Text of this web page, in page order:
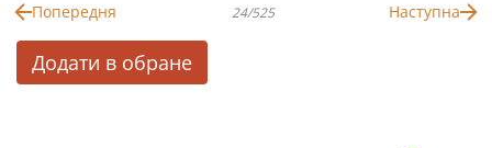
Попередня 24/525 Наступна
Додати в обране